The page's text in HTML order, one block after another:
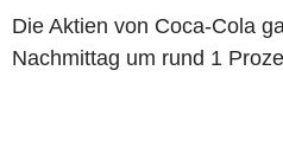
Die Aktien von Coca-Cola
Nachmittag um rund 1